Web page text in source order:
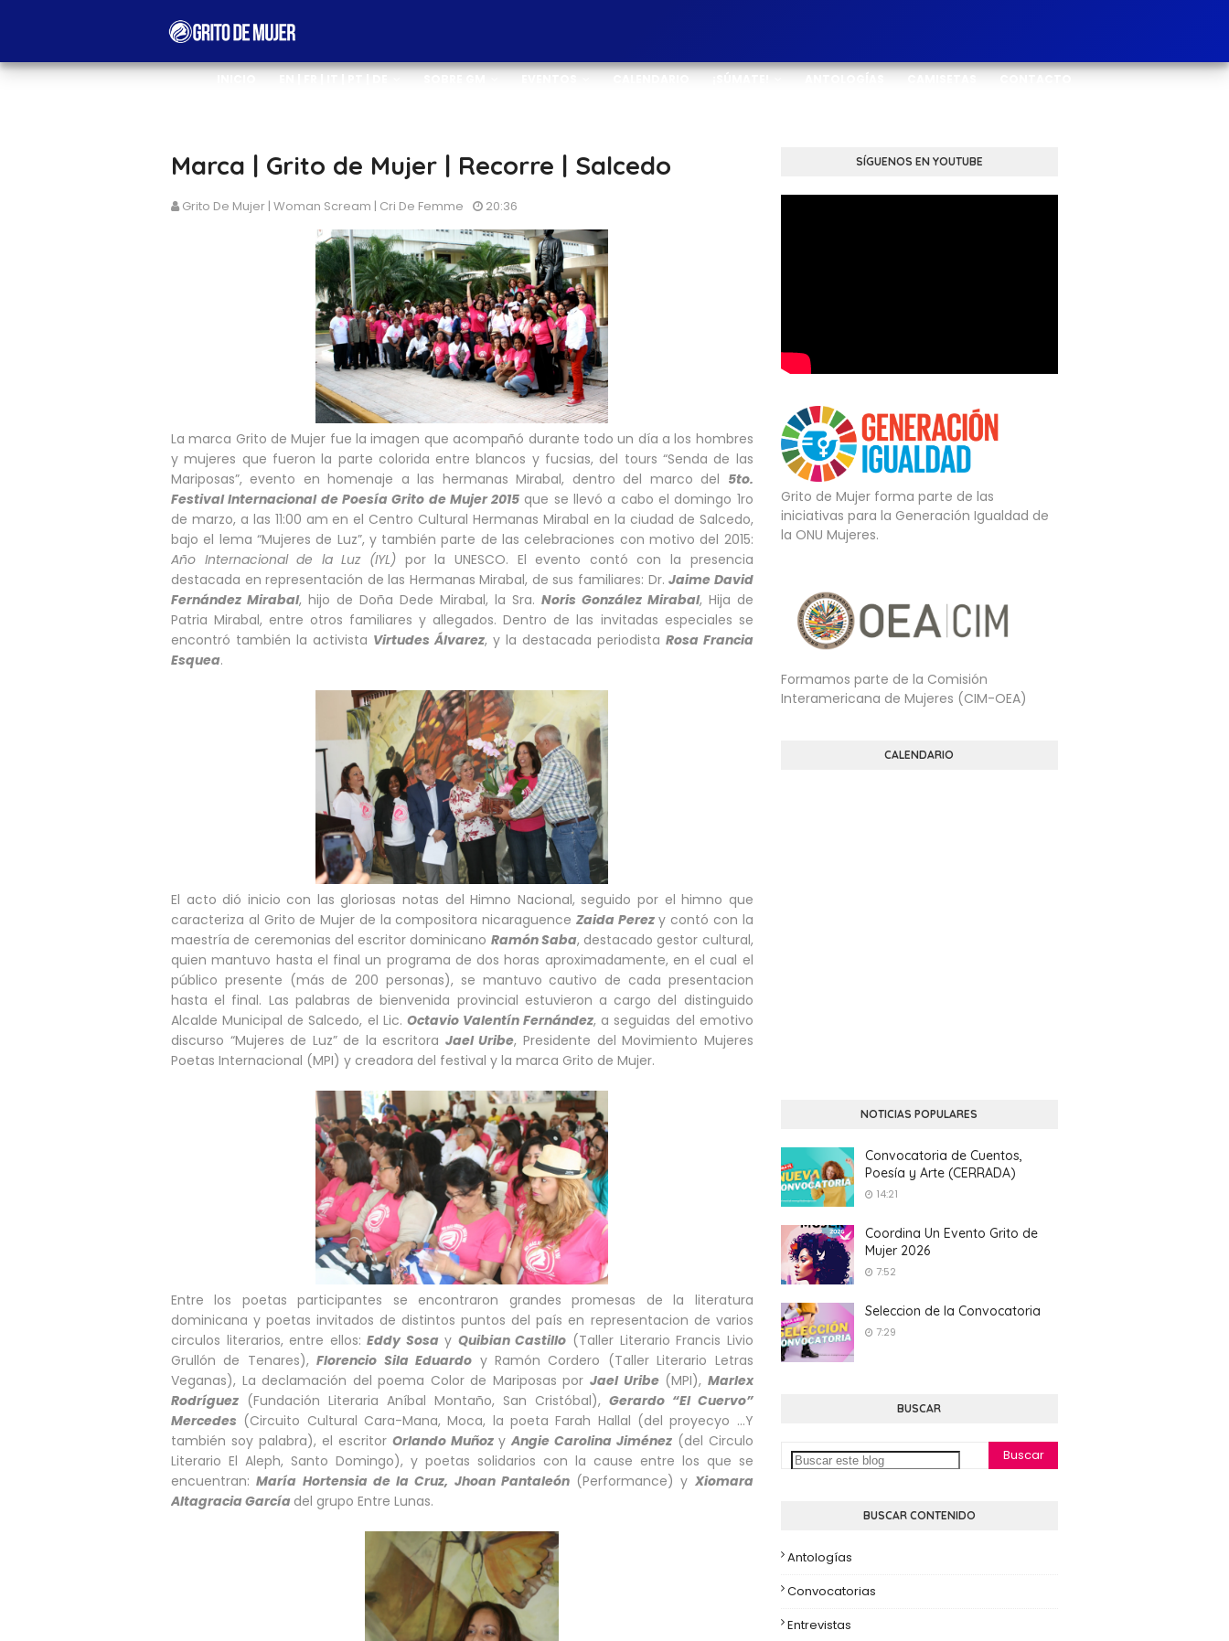
Marca | Grito de Mujer | Recorre | Salcedo
Grito De Mujer | Woman Scream | Cri De Femme 20:36
La marca Grito de Mujer fue la imagen que acompañó durante todo un día a los hombres
y mujeres que fueron la parte colorida entre blancos y fucsias, del tours “Senda de las
Mariposas”, evento en homenaje a las hermanas Mirabal, dentro del marco del 5to.
Festival Internacional de Poesía Grito de Mujer 2015 que se llevó a cabo el domingo 1ro
de marzo, a las 11:00 am en el Centro Cultural Hermanas Mirabal en la ciudad de Salcedo,
bajo el lema “Mujeres de Luz”, y también parte de las celebraciones con motivo del 2015:
Año Internacional de la Luz (IYL) por la UNESCO. El evento contó con la presencia
destacada en representación de las Hermanas Mirabal, de sus familiares: Dr.Jaime David
Fernández Mirabal, hijo de Doña Dede Mirabal, la Sra. Noris González Mirabal, Hija de
Patria Mirabal, entre otros familiares y allegados. Dentro de las invitadas especiales se
encontró también la activista Virtudes Álvarez, y la destacada periodista Rosa Francia
Esquea.
El acto dió inicio con las gloriosas notas del Himno Nacional, seguido por el himno que
caracteriza al Grito de Mujer de la compositora nicaraguence Zaida Perezy contó con la
maestría de ceremonias del escritor dominicano Ramón Saba, destacado gestor cultural,
quien mantuvo hasta el final un programa de dos horas aproximadamente, en el cual el
público presente (más de 200 personas), se mantuvo cautivo de cada presentacion
hasta el final. Las palabras de bienvenida provincial estuvieron a cargo del distinguido
Alcalde Municipal de Salcedo, el Lic. Octavio Valentín Fernández, a seguidas del emotivo
discurso “Mujeres de Luz” de la escritora Jael Uribe, Presidente del Movimiento Mujeres
Poetas Internacional (MPI) y creadora del festival y la marca Grito de Mujer.
Entre los poetas participantes se encontraron grandes promesas de la literatura
dominicana y poetas invitados de distintos puntos del país en representacion de varios
circulos literarios, entre ellos:Eddy Sosay Quibian Castillo (Taller Literario Francis Livio
Grullón de Tenares),Florencio Sila Eduardo y Ramón Cordero (Taller Literario Letras
Veganas), La declamación del poema Color de Mariposas por Jael Uribe(MPI), Marlex
Rodríguez (Fundación Literaria Aníbal Montaño, San Cristóbal), Gerardo “El Cuervo”
Mercedes (Circuito Cultural Cara-Mana, Moca, la poeta Farah Hallal (del proyecyo ...Y
también soy palabra), el escritor Orlando Muñoz yAngie Carolina Jiménez(del Circulo
Literario El Aleph, Santo Domingo), y poetas solidarios con la cause entre los que se
encuentran:María Hortensia de la Cruz, Jhoan Pantaleón(Performance) y Xiomara
Altagracia García del grupo Entre Lunas.
SÍGUENOS EN YOUTUBE
Grito de Mujer forma parte de las
iniciativas para la Generación Igualdad de
la ONU Mujeres.
Formamos parte de la Comisión
Interamericana de Mujeres (CIM-OEA)
CALENDARIO
NOTICIAS POPULARES
Convocatoria de Cuentos,
Poesía y Arte (CERRADA)
14:21
Coordina Un Evento Grito de
Mujer 2026
7:52
Seleccion de la Convocatoria
7:29
BUSCAR
BUSCAR CONTENIDO
Antologías
Convocatorias
Entrevistas